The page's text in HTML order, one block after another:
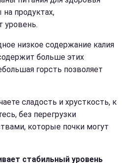
продуктах,
уровень.
низкое содержание калия
больше этих
горсть позволяет
сладость и хрусткость, к
без перегрузки
которые почки могут
стабильный уровень